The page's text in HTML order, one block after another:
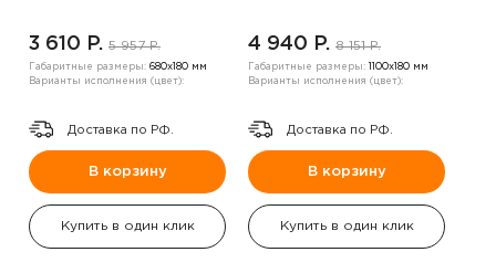
3 610 P. 5 957 P.
Габаритные размеры: 680х180 мм
Варианты исполнения (цвет):
Доставка по РФ.
В корзину
Купить в один клик
4 940 P. 8 151 P.
Габаритные размеры:
1100х180 мм
Варианты исполнения (цвет):
Доставка по РФ.
В корзину
Купить в один клик